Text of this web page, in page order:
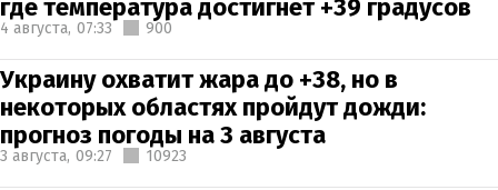
где температура достигнет +39 градусов
4 августа, 07:33 900
Украину охватит жара до +38, но в
некоторых областях пройдут дожди:
прогноз погоды на 3 августа
3 августа, 09:27 10923